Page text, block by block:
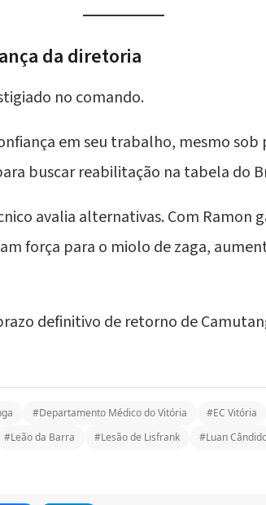
da diretoria
no comando.
em seu trabalho, mesmo sob
buscar reabilitação na tabela do
avalia alternativas. Com Ramon
força para o miolo de zaga,
definitivo de retorno de
#Departamento Médico do Vitória #EC Vitória
#Leão da Barra #Lesão de Lisfrank #Luan